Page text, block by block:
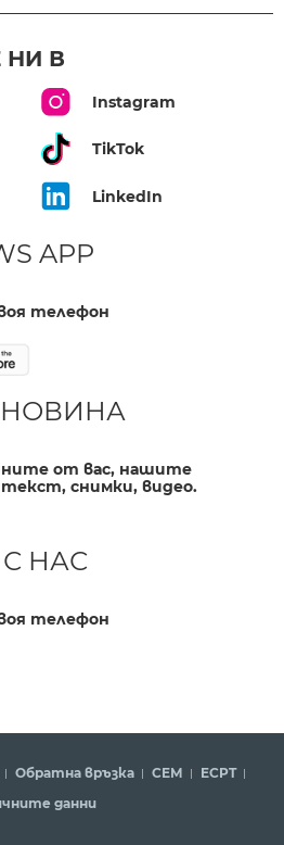
НИ В
Instagram
TikTok
LinkedIn
APP
телефон
НОВИНА
от вас, нашите
снимки, видео.
НАС
телефон
Обратна връзка СЕМ
ECPT
данни